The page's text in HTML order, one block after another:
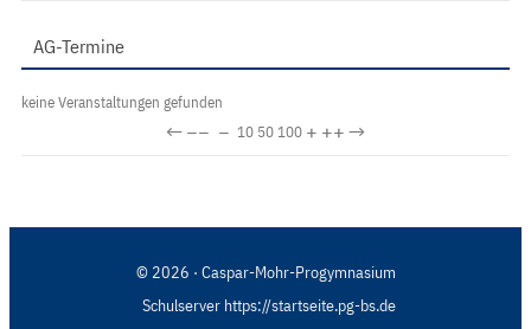
AG-Termine
keine Veranstaltungen gefunden
←−− − 10 50100 + ++→
© 2026 · Caspar-Mohr-Progymnasium
Schulserver https://startseite.pg-bs.de